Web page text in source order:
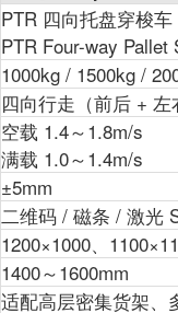
PTR 四向托盘穿梭车
PTR Four-way Pallet
1000kg / 1500kg /
四向行走（前后 +
空载 1.4～1.8m/s
满载 1.0～1.4m/s
±5mm
二维码 / 磁条 / 激光
1200×1000、
1400～1600mm
适配高层密集货架、